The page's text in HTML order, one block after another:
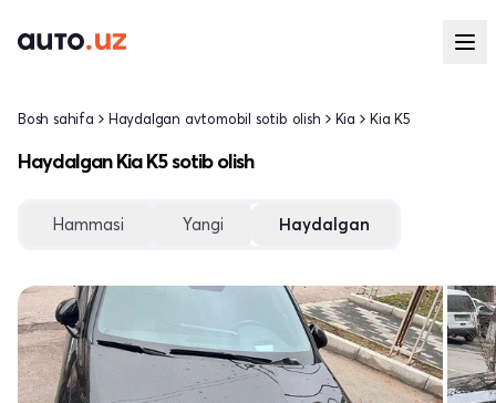
Bosh sahifa Haydalgan avtomobil sotib olish Kia Kia K5
Haydalgan Kia K5 sotib olish
Hammasi Yangi Haydalgan